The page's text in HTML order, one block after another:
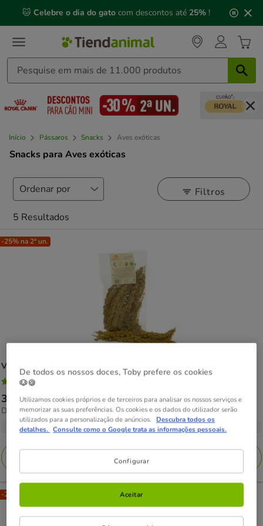
mensagem,
🐱 Celebre o dia do gato com descontos até 25% !
Início Pássaros Snacks Aves exóticas
Snacks para Aves exóticas
Filtros
5 Resultados
-25% na 2ª un.
Vivanimals milho em espiga para aves.
3
estrelas
com
avaliações
Preço
de
3.89€
4.99€
3.89€-4.99€
9.98€
Desde 9.98€ / kg
2 opções de formato
Adicionar
-25% na 2ª un.
De todos os nossos doces, Toby prefere os cookies
🐶🍪
Utilizamos cookies próprios e de terceiros para analisar os nossos serviços e
memorizar as suas preferências. Os cookies e os dados do utilizador serão
utilizados para a personalização de anúncios. Descubra todos os
detalhes. Consulte como o Google trata as informações pessoais.
Configurar
Aceitar